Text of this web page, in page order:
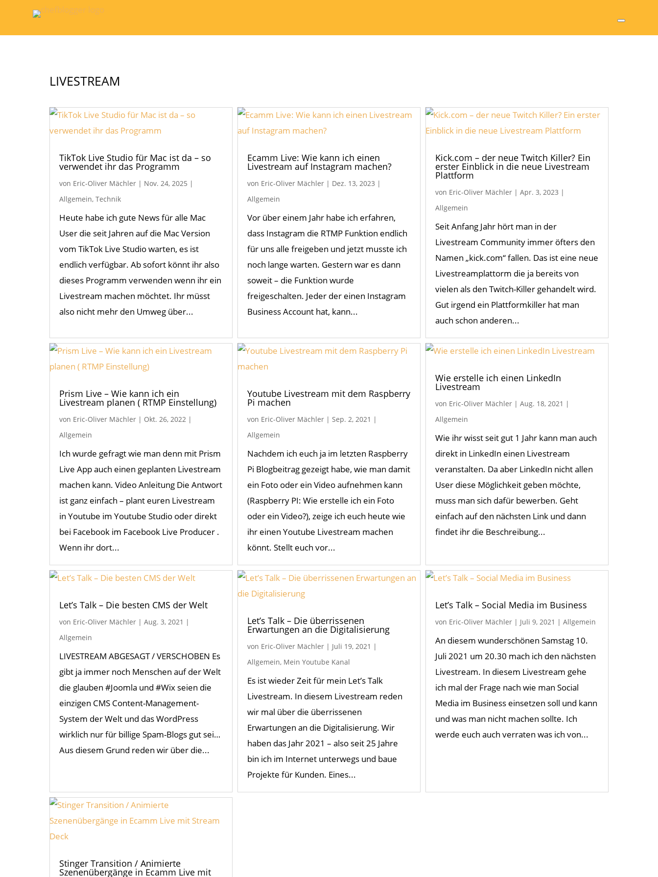
LIVESTREAM
TikTok Live Studio für Mac ist da – so
verwendet ihr das Programm
von Eric-Oliver Mächler| Nov. 24, 2025 |
Allgemein, Technik
Heute habe ich gute News für alle Mac
User die seit Jahren auf die Mac Version
vom TikTok Live Studio warten, es ist
endlich verfügbar. Ab sofort könnt ihr also
dieses Programm verwenden wenn ihr ein
Livestream machen möchtet. Ihr müsst
also nicht mehr den Umweg über...
Ecamm Live: Wie kann ich einen
Livestream auf Instagram machen?
von Eric-Oliver Mächler| Dez. 13, 2023 |
Allgemein
Vor über einem Jahr habe ich erfahren,
dass Instagram die RTMP Funktion endlich
für uns alle freigeben und jetzt musste ich
noch lange warten. Gestern war es dann
soweit – die Funktion wurde
freigeschalten. Jeder der einen Instagram
Business Account hat, kann...
Kick.com – der neue Twitch Killer? Ein
erster Einblick in die neue Livestream
Plattform
von Eric-Oliver Mächler |Apr. 3, 2023 |
Allgemein
Seit Anfang Jahr hört man in der
Livestream Community immer öfters den
Namen „kick.com“ fallen. Das ist eine neue
Livestreamplattorm die ja bereits von
vielen als den Twitch-Killer gehandelt wird.
Gut irgend ein Plattformkiller hat man
auch schon anderen...
Prism Live – Wie kann ich ein
Livestream planen ( RTMP Einstellung)
von Eric-Oliver Mächler| Okt. 26, 2022|
Allgemein
Ich wurde gefragt wie man denn mit Prism
Live App auch einen geplanten Livestream
machen kann. Video Anleitung Die Antwort
ist ganz einfach – plant euren Livestream
in Youtube im Youtube Studio oder direkt
bei Facebook im Facebook Live Producer .
Wenn ihr dort...
Youtube Livestream mit dem Raspberry
Pi machen
von Eric-Oliver Mächler| Sep. 2, 2021 |
Allgemein
Nachdem ich euch ja im letzten Raspberry
Pi Blogbeitrag gezeigt habe, wie man damit
ein Foto oder ein Video aufnehmen kann
(Raspberry PI: Wie erstelle ich ein Foto
oder ein Video?), zeige ich euch heute wie
ihr einen Youtube Livestream machen
könnt. Stellt euch vor...
Wie erstelle ich einen LinkedIn
Livestream
von Eric-Oliver Mächler |Aug. 18, 2021 |
Allgemein
Wie ihr wisst seit gut 1 Jahr kann man auch
direkt in LinkedIn einen Livestream
veranstalten. Da aber LinkedIn nicht allen
User diese Möglichkeit geben möchte,
muss man sich dafür bewerben. Geht
einfach auf den nächsten Link und dann
findet ihr die Beschreibung...
Let’s Talk – Die besten CMS der Welt
von Eric-Oliver Mächler| Aug. 3, 2021 |
Allgemein
LIVESTREAM ABGESAGT / VERSCHOBEN Es
gibt ja immer noch Menschen auf der Welt
die glauben #Joomla und #Wix seien die
einzigen CMS Content-Management-
System der Welt und das WordPress
wirklich nur für billige Spam-Blogs gut sei…
Aus diesem Grund reden wir über die...
Let’s Talk – Die überrissenen
Erwartungen an die Digitalisierung
von Eric-Oliver Mächler| Juli 19, 2021 |
Allgemein, Mein Youtube Kanal
Es ist wieder Zeit für mein Let’s Talk
Livestream. In diesem Livestream reden
wir mal über die überrissenen
Erwartungen an die Digitalisierung. Wir
haben das Jahr 2021 – also seit 25 Jahre
bin ich im Internet unterwegs und baue
Projekte für Kunden. Eines...
Let’s Talk – Social Media im Business
von Eric-Oliver Mächler | Juli 9, 2021 |Allgemein
An diesem wunderschönen Samstag 10.
Juli 2021 um 20.30 mach ich den nächsten
Livestream. In diesem Livestream gehe
ich mal der Frage nach wie man Social
Media im Business einsetzen soll und kann
und was man nicht machen sollte. Ich
werde euch auch verraten was ich von...
Stinger Transition / Animierte
Szenenübergänge in Ecamm Live mit